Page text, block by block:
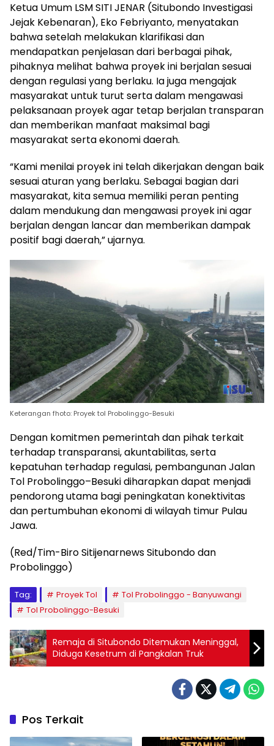
Ketua Umum LSM SITI JENAR (Situbondo Investigasi
Jejak Kebenaran), Eko Febriyanto, menyatakan
bahwa setelah melakukan klarifikasi dan
mendapatkan penjelasan dari berbagai pihak,
pihaknya melihat bahwa proyek ini berjalan sesuai
dengan regulasi yang berlaku. Ia juga mengajak
masyarakat untuk turut serta dalam mengawasi
pelaksanaan proyek agar tetap berjalan transparan
dan memberikan manfaat maksimal bagi
masyarakat serta ekonomi daerah.
“Kami menilai proyek ini telah dikerjakan dengan baik
sesuai aturan yang berlaku. Sebagai bagian dari
masyarakat, kita semua memiliki peran penting
dalam mendukung dan mengawasi proyek ini agar
berjalan dengan lancar dan memberikan dampak
positif bagi daerah,” ujarnya.
Keterangan fhoto: Proyek tol Probolinggo-Besuki
Dengan komitmen pemerintah dan pihak terkait
terhadap transparansi, akuntabilitas, serta
kepatuhan terhadap regulasi, pembangunan Jalan
Tol Probolinggo–Besuki diharapkan dapat menjadi
pendorong utama bagi peningkatan konektivitas
dan pertumbuhan ekonomi di wilayah timur Pulau
Jawa.
(Red/Tim-Biro Sitijenarnews Situbondo dan
Probolinggo)
Tag: Proyek Tol
Tol Probolinggo - Banyuwangi
Tol Probolinggo-Besuki
Remaja di Situbondo Ditemukan Meninggal,
Diduga Kesetrum di Pangkalan Truk
Pos Terkait